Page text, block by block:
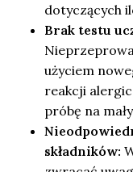
dotyczących
Brak testu
użyciem
reakcji
próbę na
składników: